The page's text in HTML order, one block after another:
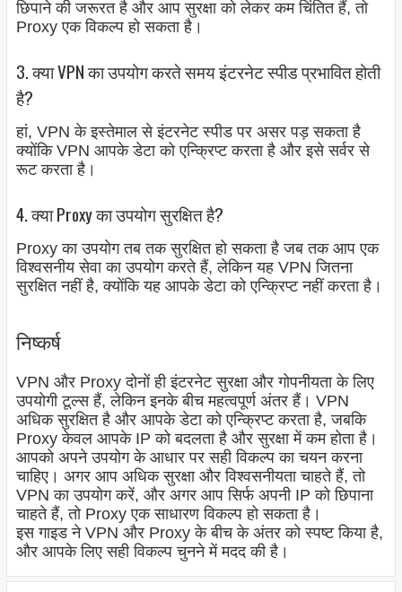
छिपाने की जरूरत है और आप सुरक्षा को लेकर कम चिंतित हैं, तो
Proxy एक विकल्प हो सकता है।
3. क्या VPN का उपयोग करते समय इंटरनेट स्पीड प्रभावित होती
है?
हां, VPN के इस्तेमाल से इंटरनेट स्पीड पर असर पड़ सकता है
क्योंकि VPN आपके डेटा को एन्क्रिप्ट करता है और इसे सर्वर से
रूट करता है।
4. क्या Proxy का उपयोग सुरक्षित है?
Proxy का उपयोग तब तक सुरक्षित हो सकता है जब तक आप एक
विश्वसनीय सेवा का उपयोग करते हैं, लेकिन यह VPN जितना
सुरक्षित नहीं है, क्योंकि यह आपके डेटा को एन्क्रिप्ट नहीं करता है।
निष्कर्ष
VPN और Proxy दोनों ही इंटरनेट सुरक्षा और गोपनीयता के लिए
उपयोगी टूल्स हैं, लेकिन इनके बीच महत्वपूर्ण अंतर हैं। VPN
अधिक सुरक्षित है और आपके डेटा को एन्क्रिप्ट करता है, जबकि
Proxy केवल आपके IP को बदलता है और सुरक्षा में कम होता है।
आपको अपने उपयोग के आधार पर सही विकल्प का चयन करना
चाहिए। अगर आप अधिक सुरक्षा और विश्वसनीयता चाहते हैं, तो
VPN का उपयोग करें, और अगर आप सिर्फ अपनी IP को छिपाना
चाहते हैं, तो Proxy एक साधारण विकल्प हो सकता है।
इस गाइड ने VPN और Proxy के बीच के अंतर को स्पष्ट किया है,
और आपके लिए सही विकल्प चुनने में मदद की है।